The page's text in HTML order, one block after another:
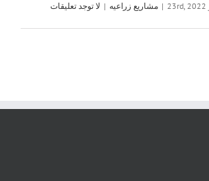
| مشاريع زراعيه | لا توجد تعليقات